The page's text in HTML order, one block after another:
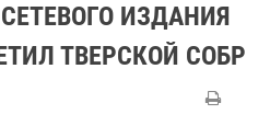
ИЗДАНИЯ
ТВЕРСКОЙ СОБР